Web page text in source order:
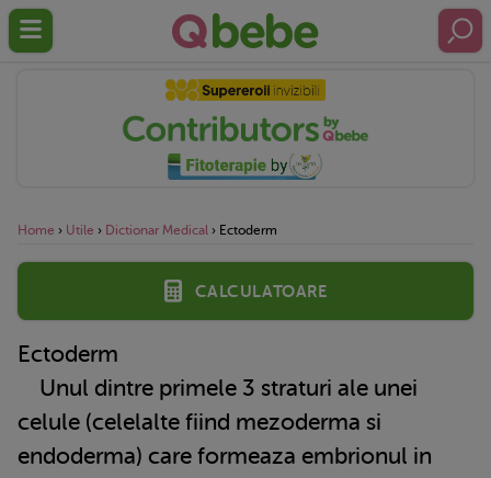
Home › Utile › Dictionar Medical › Ectoderm
Calculatoare
Ectoderm
Unul dintre primele 3 straturi ale unei
celule (celelalte fiind mezoderma si
endoderma) care formeaza embrionul in